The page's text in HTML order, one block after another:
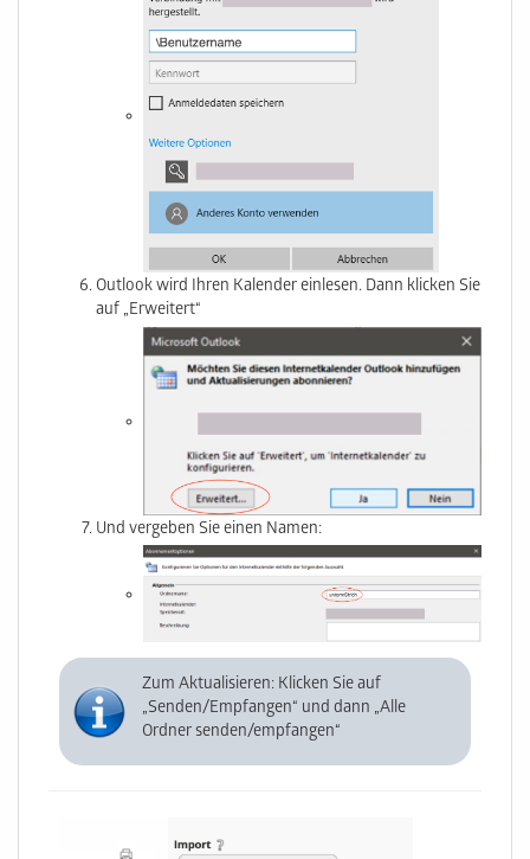
Outlook wird Ihren Kalender einlesen. Dann klicken Sie
auf „Erweitert“
Und vergeben Sie einen Namen:
Zum Aktualisieren: Klicken Sie auf
„Senden/Empfangen“ und dann „Alle
Ordner senden/empfangen“